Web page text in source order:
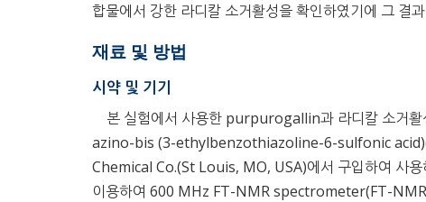
합물에서 강한 라디칼 소거활성을 확인하였기에 그 결
재료 및 방법
시약 및 기기
본 실험에서 사용한 purpurogallin과 라디칼 소거
azino-bis (3-ethylbenzothiazoline-6-sulfonic
Chemical Co.(St Louis, MO, USA)에서 구입하여 사용
이용하여 600 MHz FT-NMR spectrometer(FT-